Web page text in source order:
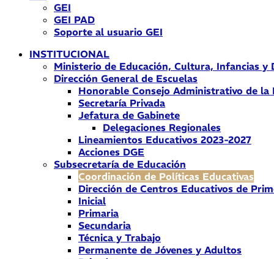
GEI
GEI PAD
Soporte al usuario GEI
INSTITUCIONAL
Ministerio de Educación, Cultura, Infancias y
Dirección General de Escuelas
Honorable Consejo Administrativo de la
Secretaría Privada
Jefatura de Gabinete
Delegaciones Regionales
Lineamientos Educativos 2023-2027
Acciones DGE
Subsecretaría de Educación
Coordinación de Políticas Educativas
Dirección de Centros Educativos de
Inicial
Primaria
Secundaria
Técnica y Trabajo
Permanente de Jóvenes y Adultos